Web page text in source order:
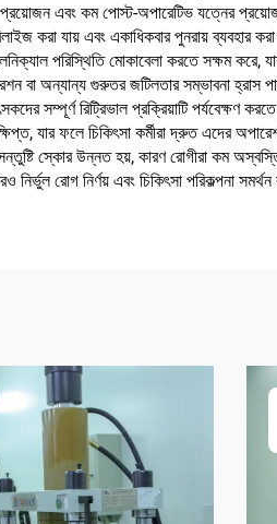
এবং কম পোস্ট-অপারেটিভ যত্নের
করা যায় এবং একাধিকবার পুনরায় ব্যবহার
পরিস্থিতি মোকাবেলা করতে সক্ষম
বা অন্যান্য গুরুতর জটিলতার সম্ভাবনা হ্রাস
সম্পূর্ণ রিট্রিভাল প্রক্রিয়াটি পর্যবেক্ষণ
যার ফলে চিকিৎসা কর্মীরা দ্রুত এদের
স্কোর উন্নত হয়, কারণ রোগীরা কম
রোগ নির্ণয় এবং চিকিৎসা পরিকল্পনা